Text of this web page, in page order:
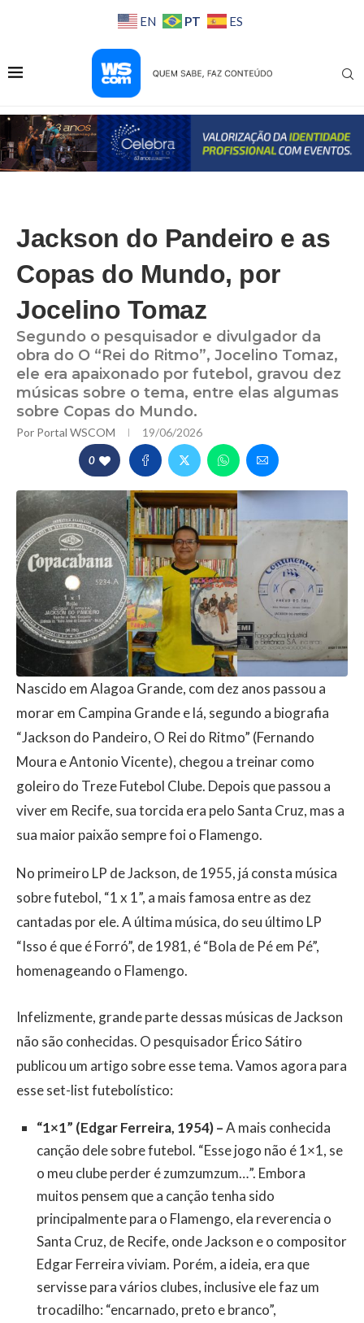
EN PT ES
Jackson do Pandeiro e as
Copas do Mundo, por
Jocelino Tomaz
Segundo o pesquisador e divulgador da
obra do O “Rei do Ritmo”, Jocelino Tomaz,
ele era apaixonado por futebol, gravou dez
músicas sobre o tema, entre elas algumas
sobre Copas do Mundo.
Por Portal WSCOM 19/06/2026
0
Nascido em Alagoa Grande, com dez anos passou a
morar em Campina Grande e lá, segundo a biografia
“Jackson do Pandeiro, O Rei do Ritmo” (Fernando
Moura e Antonio Vicente), chegou a treinar como
goleiro do Treze Futebol Clube. Depois que passou a
viver em Recife, sua torcida era pelo Santa Cruz, mas a
sua maior paixão sempre foi o Flamengo.
No primeiro LP de Jackson, de 1955, já consta música
sobre futebol, “1 x 1”, a mais famosa entre as dez
cantadas por ele. A última música, do seu último LP
“Isso é que é Forró”, de 1981, é “Bola de Pé em Pé”,
homenageando o Flamengo.
Infelizmente, grande parte dessas músicas de Jackson
não são conhecidas. O pesquisador Érico Sátiro
publicou um artigo sobre esse tema. Vamos agora para
esse set-list futebolístico:
“1×1” (Edgar Ferreira, 1954) –A mais conhecida
canção dele sobre futebol. “Esse jogo não é 1×1, se
o meu clube perder é zumzumzum…”. Embora
muitos pensem que a canção tenha sido
principalmente para o Flamengo, ela reverencia o
Santa Cruz, de Recife, onde Jackson e o compositor
Edgar Ferreira viviam. Porém, a ideia, era que
servisse para vários clubes, inclusive ele faz um
trocadilho: “encarnado, preto e branco”,